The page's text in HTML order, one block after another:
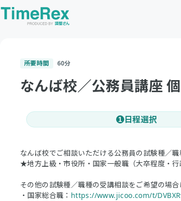
所要時間 60分
なんば校／公務員講座
1 日程選択
なんば校でご相談いただける公務員の試験種／職
★地方上級・市役所・国家一般職（大卒程度・行
その他の試験種／職種の受講相談をご希望の場
・国家総合職： https://www.jicoo.com/t/